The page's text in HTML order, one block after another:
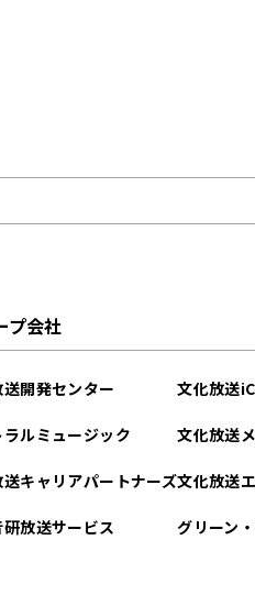
プ会社
開発センター
ルミュージック
キャリアパートナーズ
放送サービス
文化放送
文化放送
文化放送
グリーン